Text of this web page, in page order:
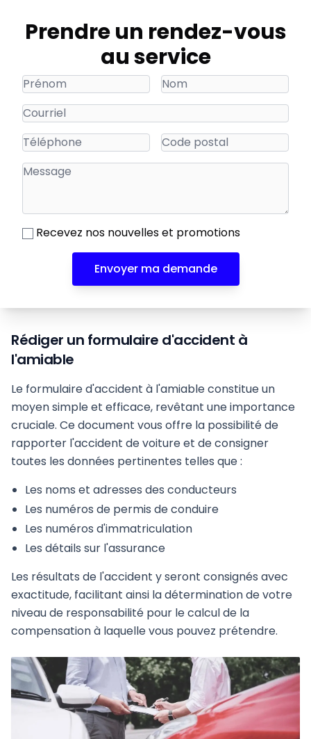
Prendre un rendez-vous
au service
Recevez nos nouvelles et promotions
Envoyer ma demande
Rédiger un formulaire d'accident à
l'amiable
Le formulaire d'accident à l'amiable constitue un
moyen simple et efficace, revêtant une importance
cruciale. Ce document vous offre la possibilité de
rapporter l'accident de voiture et de consigner
toutes les données pertinentes telles que :
Les noms et adresses des conducteurs
Les numéros de permis de conduire
Les numéros d'immatriculation
Les détails sur l'assurance
Les résultats de l'accident y seront consignés avec
exactitude, facilitant ainsi la détermination de votre
niveau de responsabilité pour le calcul de la
compensation à laquelle vous pouvez prétendre.